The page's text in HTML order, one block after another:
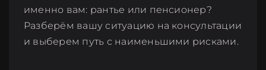
именно вам: рантье или пенсионер?
Разберём вашу ситуацию на консультации
и выберем путь с наименьшими рисками.